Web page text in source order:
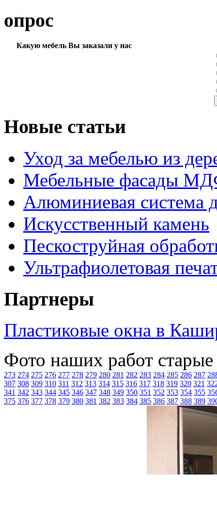
опрос
Какую мебель Вы заказали у нас
Новые статьи
Уход за мебелью из
Мебельные фасады
Алюминиевая система
Искусственный камень
Пескоструйная
Ультрафиолетовая
Партнеры
Пластиковые окна в
Фото наших работ старые
273 274 275 276 277 278 279 280 281 282 283 284 285 286 287
307 308 309 310 311 312 313 314 315 316 317 318 319 320 321
341 342 343 344 345 346 347 348 349 350 351 352 353 354 355
375 376 377 378 379 380 381 382 383 384 385 386 387 388 389